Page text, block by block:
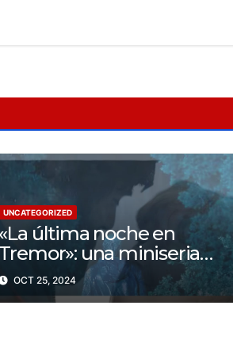
UNCATEGORIZED
«La última noche en
Tremor»: una miniseria
¿Cuál es su
trama?
OCT 25, 2024